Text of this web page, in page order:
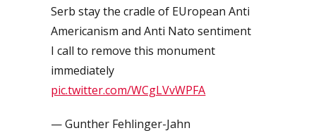
Serb stay the cradle of EUropean Anti
Americanism and Anti Nato sentiment
I call to remove this monument
immediately
pic.twitter.com/WCgLVvWPFA
— Gunther Fehlinger-Jahn